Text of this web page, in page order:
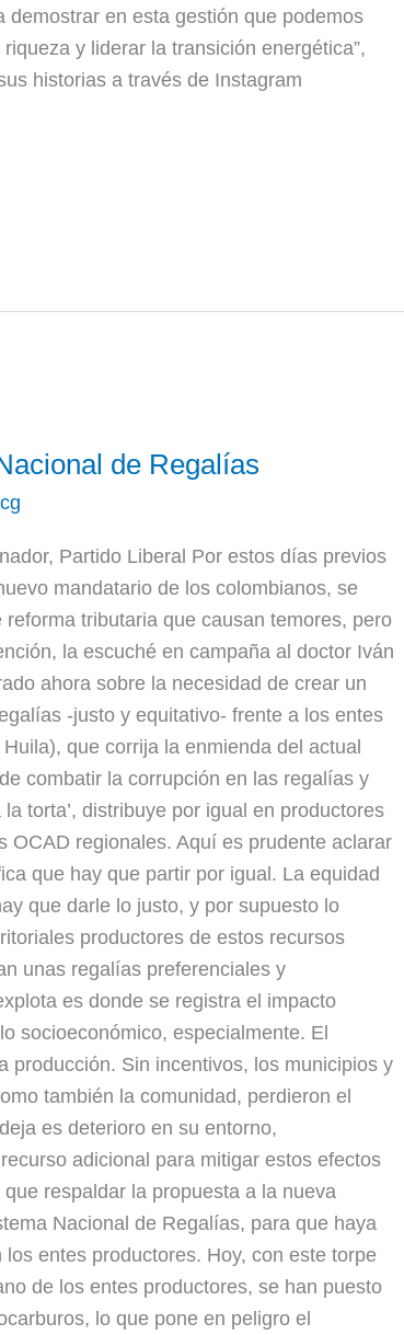
demostrar en esta gestión que podemos
y liderar la transición energética”,
historias a través de Instagram
de Regalías
Partido Liberal Por estos días previos
mandatario de los colombianos, se
tributaria que causan temores, pero
la escuché en campaña al doctor Iván
ahora sobre la necesidad de crear un
-justo y equitativo- frente a los entes
que corrija la enmienda del actual
combatir la corrupción en las regalías y
torta’, distribuye por igual en productores
OCAD regionales. Aquí es prudente aclarar
que hay que partir por igual. La equidad
que darle lo justo, y por supuesto lo
productores de estos recursos
unas regalías preferenciales y
es donde se registra el impacto
socioeconómico, especialmente. El
producción. Sin incentivos, los municipios y
también la comunidad, perdieron el
es deterioro en su entorno,
adicional para mitigar estos efectos
respaldar la propuesta a la nueva
Nacional de Regalías, para que haya
entes productores. Hoy, con este torpe
de los entes productores, se han puesto
lo que pone en peligro el